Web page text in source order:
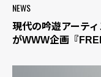
NEWS
現代の吟遊アーテ
がWWW企画『